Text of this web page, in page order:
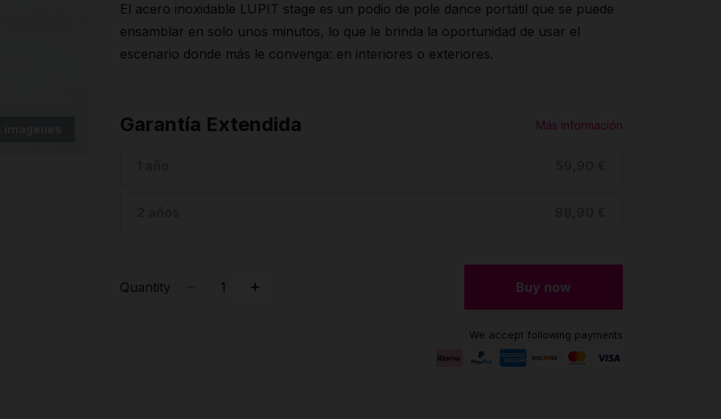
El acero inoxidable LUPIT stage es un podio de pole dance portátil que se puede
ensamblar en solo unos minutos, lo que le brinda la oportunidad de usar el
escenario donde más le convenga: en interiores o exteriores.
Garantía Extendida Más información
Quantity Buy now
We accept following payments